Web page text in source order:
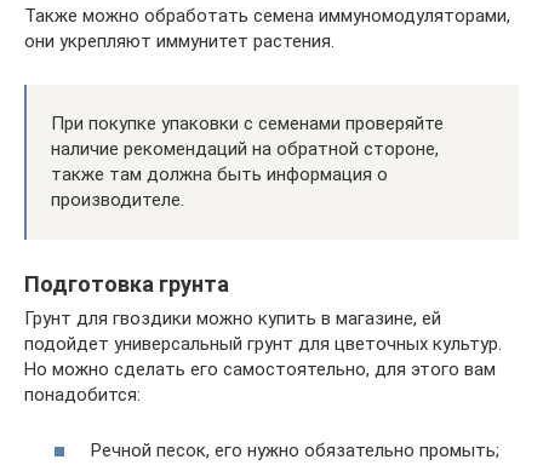
Также можно обработать семена иммуномодуляторами,
они укрепляют иммунитет растения.
При покупке упаковки с семенами проверяйте
наличие рекомендаций на обратной стороне,
также там должна быть информация о
производителе.
Подготовка грунта
Грунт для гвоздики можно купить в магазине, ей
подойдет универсальный грунт для цветочных культур.
Но можно сделать его самостоятельно, для этого вам
понадобится:
Речной песок, его нужно обязательно промыть;